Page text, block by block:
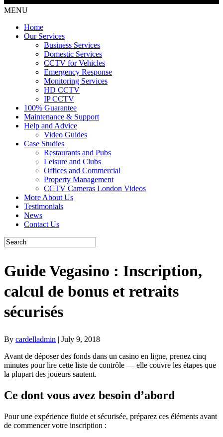
MENU
Home
Our Services
Business Services
Domestic Services
CCTV for Vehicles
Emergency Response
Monitoring Services
HD CCTV
IP CCTV
100% Guarantee
Maintenance & Support
Help and Advice
Video Guides
Case Studies
Restaurants and Pubs
Leisure and Clubs
Offices and Commercial
Property Management
CCTV Cameras London Videos
More About Us
Testimonials
News
Contact Us
Guide Vegasino : Inscription,
calcul de bonus et retraits
sécurisés
By cardelladmin | July 9, 2018
Avant de déposer des fonds dans un casino en ligne, prenez cinq
minutes pour lire cette liste de contrôle — elle couvre les étapes que
la plupart des joueurs sautent.
Ce dont vous avez besoin d’abord
Pour une expérience fluide et sécurisée, préparez ces éléments avant
de commencer votre inscription :